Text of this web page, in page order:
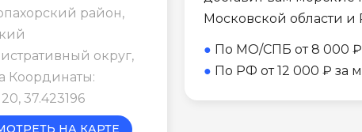
район,
округ,
Координаты:
37.423196
НА КАРТЕ
Московской области
● По МО/СПБ от 8 000 ₽
● По РФ от 12 000 ₽ за